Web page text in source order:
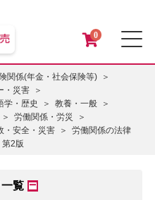
0
関係(年金・社会保険等)
・災害
学・歴史
教養・一般
労働関係・労災
・安全・災害
労働関係の法律
2版
覧